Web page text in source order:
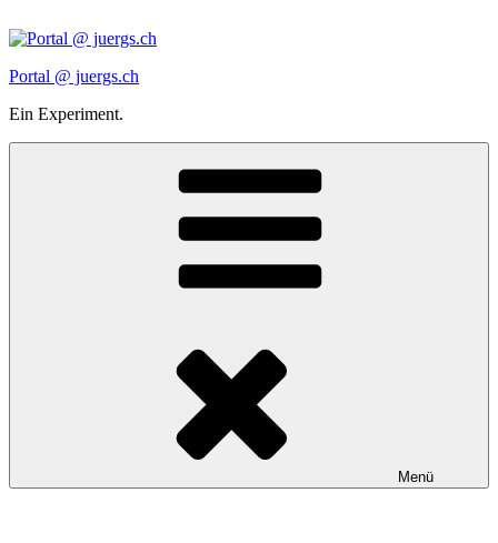
Inhalt
Portal @ juergs.ch
Ein Experiment.
Menü